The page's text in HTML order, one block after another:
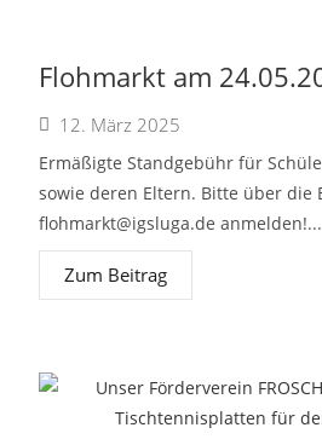
Flohmarkt am
12. März 2025
Ermäßigte Standgebühr für
sowie deren Eltern. Bitte über die
flohmarkt@igsluga.de anmelden!...
Zum Beitrag